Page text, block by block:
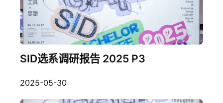
SID选系调研报告 2025 P3
2025-05-30